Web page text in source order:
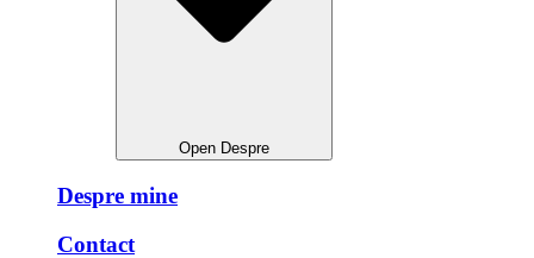
Open Despre
Despre mine
Contact